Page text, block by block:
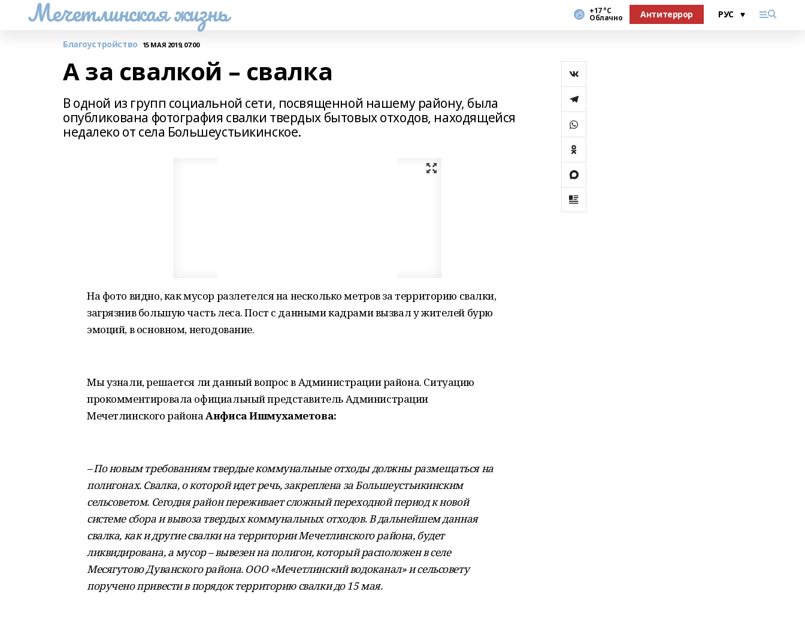
Мечетлинская жизнь +17 °С
Облачно Антитеррор
Благоустройство 15 МАЯ 2019, 07:00
А за свалкой – свалка
В одной из групп социальной сети, посвященной нашему району, была
опубликована фотография свалки твердых бытовых отходов, находящейся
недалеко от села Большеустьикинское.
На фото видно, как мусор разлетелся на несколько метров за территорию свалки,
загрязнив большую часть леса. Пост с данными кадрами вызвал у жителей бурю
эмоций, в основном, негодование.
Мы узнали, решается ли данный вопрос в Администрации района. Ситуацию
прокомментировала официальный представитель Администрации
Мечетлинского районаАнфиса Ишмухаметова:
– По новым требованиям твердые коммунальные отходы должны размещаться на
полигонах. Свалка, о которой идет речь, закреплена за Большеустьикинским
сельсоветом. Сегодня район переживает сложный переходной период к новой
системе сбора и вывоза твердых коммунальных отходов. В дальнейшем данная
свалка, как и другие свалки на территории Мечетлинского района, будет
ликвидирована, а мусор – вывезен на полигон, который расположен в селе
Месягутово Дуванского района. ООО «Мечетлинский водоканал» и сельсовету
поручено привести в порядок территорию свалки до 15 мая.